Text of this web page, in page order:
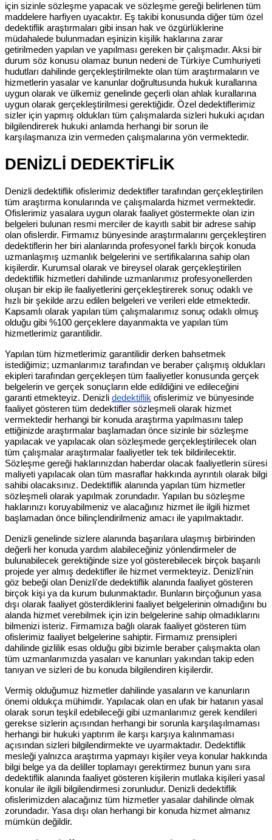
için sizinle sözleşme yapacak ve sözleşme gereği belirlenen tüm
maddelere harfiyen uyacaktır. Eş takibi konusunda diğer tüm özel
dedektiflik araştırmaları gibi insan hak ve özgürlüklerine
müdahalede bulunmadan eşinizin kişilik haklarına zarar
getirilmeden yapılan ve yapılması gereken bir çalışmadır. Aksi bir
durum söz konusu olamaz bunun nedeni de Türkiye Cumhuriyeti
hudutları dahilinde gerçekleştirilmekte olan tüm araştırmaların ve
hizmetlerin yasalar ve kanunlar doğrultusunda hukuk kurallarına
uygun olarak ve ülkemiz genelinde geçerli olan ahlak kurallarına
uygun olarak gerçekleştirilmesi gerektiğidir. Özel dedektiflerimiz
sizler için yapmış oldukları tüm çalışmalarda sizleri hukuki açıdan
bilgilendirerek hukuki anlamda herhangi bir sorun ile
karşılaşmanıza izin vermeden çalışmalarına yön vermektedir.
DENİZLİ DEDEKTİFLİK
Denizli dedektiflik ofislerimiz dedektifler tarafından gerçekleştirilen
tüm araştırma konularında ve çalışmalarda hizmet vermektedir.
Ofislerimiz yasalara uygun olarak faaliyet göstermekte olan izin
belgeleri bulunan resmi merciler de kayıtlı sabit bir adrese sahip
olan ofislerdir. Firmamız bünyesinde araştırmalarını gerçekleştiren
dedektiflerin her biri alanlarında profesyonel farklı birçok konuda
uzmanlaşmış uzmanlık belgelerini ve sertifikalarına sahip olan
kişilerdir. Kurumsal olarak ve bireysel olarak gerçekleştirilen
dedektiflik hizmetleri dahilinde uzmanlarımız profesyonellerden
oluşan bir ekip ile faaliyetlerini gerçekleştirerek sonuç odaklı ve
hızlı bir şekilde arzu edilen belgeleri ve verileri elde etmektedir.
Kapsamlı olarak yapılan tüm çalışmalarımız sonuç odaklı olmuş
olduğu gibi %100 gerçeklere dayanmakta ve yapılan tüm
hizmetlerimiz garantilidir.
Yapılan tüm hizmetlerimiz garantilidir derken bahsetmek
istediğimiz; uzmanlarımız tarafından ve beraber çalışmış oldukları
ekipleri tarafından gerçekleşen tüm faaliyetler konusunda gerçek
belgelerin ve gerçek sonuçların elde edildiğini ve edileceğini
garanti etmekteyiz. Denizli dedektiflik ofislerimiz ve bünyesinde
faaliyet gösteren tüm dedektifler sözleşmeli olarak hizmet
vermektedir herhangi bir konuda araştırma yapılmasını talep
ettiğinizde araştırmalar başlamadan önce sizinle bir sözleşme
yapılacak ve yapılacak olan sözleşmede gerçekleştirilecek olan
tüm çalışmalar araştırmalar faaliyetler tek tek bildirilecektir.
Sözleşme gereği haklarınızdan haberdar olacak faaliyetlerin süresi
maliyeti yapılacak olan tüm masraflar hakkında ayrıntılı olarak bilgi
sahibi olacaksınız. Dedektiflik alanında yapılan tüm hizmetler
sözleşmeli olarak yapılmak zorundadır. Yapılan bu sözleşme
haklarınızı koruyabilmeniz ve alacağınız hizmet ile ilgili hizmet
başlamadan önce bilinçlendirilmeniz amacı ile yapılmaktadır.
Denizli genelinde sizlere alanında başarılara ulaşmış birbirinden
değerli her konuda yardım alabileceğiniz yönlendirmeler de
bulunabilecek gerektiğinde size yol gösterebilecek birçok başarılı
projede yer almış dedektifler ile hizmet vermekteyiz. Denizli'nin
göz bebeği olan Denizli'de dedektiflik alanında faaliyet gösteren
birçok kişi ya da kurum bulunmaktadır. Bunların birçoğunun yasa
dışı olarak faaliyet gösterdiklerini faaliyet belgelerinin olmadığını bu
alanda hizmet verebilmek için izin belgelerine sahip olmadıklarını
bilmenizi isteriz. Firmamıza bağlı olarak faaliyet gösteren tüm
ofislerimiz faaliyet belgelerine sahiptir. Firmamız prensipleri
dahilinde gizlilik esas olduğu gibi bizimle beraber çalışmakta olan
tüm uzmanlarımızda yasaları ve kanunları yakından takip eden
tanıyan ve sizleri de bu konuda bilgilendiren kişilerdir.
Vermiş olduğumuz hizmetler dahilinde yasaların ve kanunların
önemi oldukça mühimdir. Yapılacak olan en ufak bir hatanın yasal
olarak sorun teşkil edebileceği gibi uzmanlarımız gerek kendileri
gerekse sizlerin açısından herhangi bir sorunla karşılaşılmaması
herhangi bir hukuki yaptırım ile karşı karşıya kalınmaması
açısından sizleri bilgilendirmekte ve uyarmaktadır. Dedektiflik
mesleği yalnızca araştırma yapmayı kişiler veya konular hakkında
bilgi belge ya da deliller toplamayı gerektirmez bunun yanı sıra
dedektiflik alanında faaliyet gösteren kişilerin mutlaka kişileri yasal
konular ile ilgili bilgilendirmesi zorunludur. Denizli dedektiflik
ofislerimizden alacağınız tüm hizmetler yasalar dahilinde olmak
zorundadır. Yasa dışı olan herhangi bir konuda hizmet almanız
mümkün değildir.